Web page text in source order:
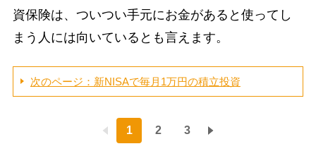
資保険は、ついつい手元にお金があると使ってし
まう人には向いているとも言えます。
次のページ：新NISAで毎月1万円の積立投資
1 2 3